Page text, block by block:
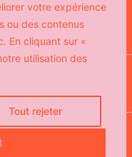
votre expérience
ou des contenus
En cliquant sur «
utilisation des
Tout rejeter
de